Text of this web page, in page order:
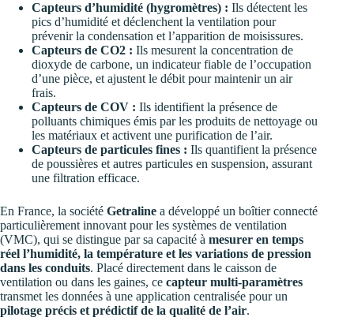
Capteurs d’humidité (hygromètres) : Ils détectent les
pics d’humidité et déclenchent la ventilation pour
prévenir la condensation et l’apparition de moisissures.
Capteurs de CO2 : Ils mesurent la concentration de
dioxyde de carbone, un indicateur fiable de l’occupation
d’une pièce, et ajustent le débit pour maintenir un air
frais.
Capteurs de COV : Ils identifient la présence de
polluants chimiques émis par les produits de nettoyage ou
les matériaux et activent une purification de l’air.
Capteurs de particules fines : Ils quantifient la présence
de poussières et autres particules en suspension, assurant
une filtration efficace.
En France, la société Getraline a développé un boîtier connecté
particulièrement innovant pour les systèmes de ventilation
(VMC), qui se distingue par sa capacité à mesurer en temps
réel l’humidité, la température et les variations de pression
dans les conduits. Placé directement dans le caisson de
ventilation ou dans les gaines, ce capteur multi-paramètres
transmet les données à une application centralisée pour un
pilotage précis et prédictif de la qualité de l’air.